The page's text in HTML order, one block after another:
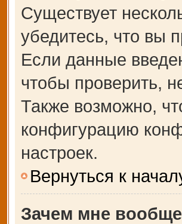
Существует
убедитесь, что вы
Если данные
чтобы проверить,
Также возможно,
конфигурацию
настроек.
Вернуться к
Зачем мне